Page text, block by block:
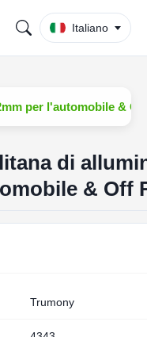
Italiano
per l'automobile &
di
& Off
Trumony